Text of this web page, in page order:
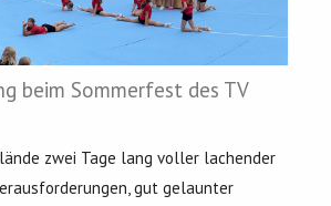
beim Sommerfest des TV
zwei Tage lang voller lachender
gut gelaunter